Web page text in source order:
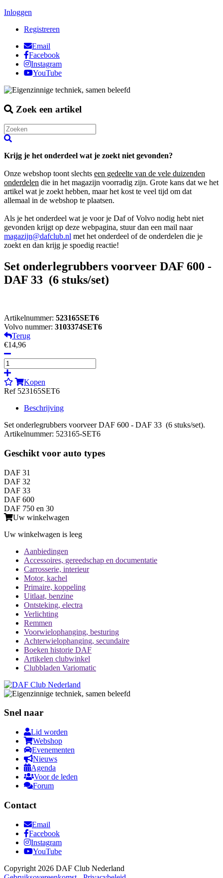
Inloggen
Registreren
Email
Facebook
Instagram
YouTube
Zoek een artikel
Krijg je het onderdeel wat je zoekt niet gevonden?
Onze webshop toont slechts een gedeelte van de vele duizenden
onderdelen die in het magazijn voorradig zijn. Grote kans dat we het
artikel wat je zoekt hebben, maar het kost te veel tijd om dat
allemaal in de webshop te plaatsen.
Als je het onderdeel wat je voor je Daf of Volvo nodig hebt niet
gevonden krijgt op deze webpagina, stuur dan een mail naar
magazijn@dafclub.nl met het onderdeel of de onderdelen die je
zoekt en dan krijg je spoedig reactie!
Set onderlegrubbers voorveer DAF 600 -
DAF 33 (6 stuks/set)
Artikelnummer: 523165SET6
Volvo nummer: 3103374SET6
Terug
€14,96
Kopen
Ref 523165SET6
Beschrijving
Set onderlegrubbers voorveer DAF 600 - DAF 33 (6 stuks/set).
Artikelnummer: 523165-SET6
Geschikt voor auto types
DAF 31
DAF 32
DAF 33
DAF 600
DAF 750 en 30
Uw winkelwagen
Uw winkelwagen is leeg
Aanbiedingen
Accessoires, gereedschap en documentatie
Carrosserie, interieur
Motor, kachel
Primaire, koppeling
Uitlaat, benzine
Ontsteking, electra
Verlichting
Remmen
Voorwielophanging, besturing
Achterwielophanging, secundaire
Boeken historie DAF
Artikelen clubwinkel
Clubbladen Variomatic
Snel naar
Lid worden
Webshop
Evenementen
Nieuws
Agenda
Voor de leden
Forum
Contact
Email
Facebook
Instagram
YouTube
Copyright 2026 DAF Club Nederland